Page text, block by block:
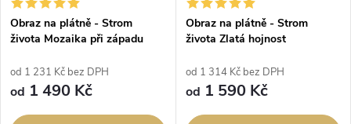
Obraz na plátně - Strom
života Mozaika při západu
od 1 231 Kč bez DPH
od 1 490 Kč
Obraz na plátně - Strom
života Zlatá hojnost
od 1 314 Kč bez DPH
od 1 590 Kč